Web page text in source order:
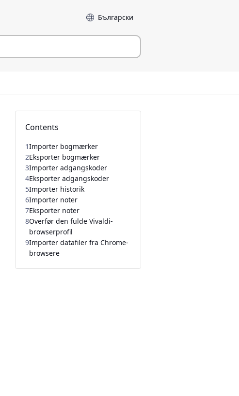
Sprog
Contents
1Importer bogmærker
2Eksporter bogmærker
3Importer adgangskoder
4Eksporter adgangskoder
5Importer historik
6Importer noter
7Eksporter noter
8Overfør den fulde Vivaldi-
browserprofil
9Importer datafiler fra Chrome-
browsere